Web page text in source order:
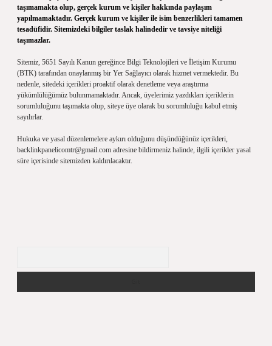
taşımamakta olup, gerçek kurum ve kişiler hakkında paylaşım
yapılmamaktadır. Gerçek kurum ve kişiler ile isim benzerlikleri tamamen
tesadüfidir. Sitemizdeki bilgiler taslak halindedir ve tavsiye niteliği
taşımazlar.
Sitemiz, 5651 Sayılı Kanun gereğince Bilgi Teknolojileri ve İletişim Kurumu
(BTK) tarafından onaylanmış bir Yer Sağlayıcı olarak hizmet vermektedir. Bu
nedenle, sitedeki içerikleri proaktif olarak denetleme veya araştırma
yükümlülüğümüz bulunmamaktadır. Ancak, üyelerimiz yazdıkları içeriklerin
sorumluluğunu taşımakta olup, siteye üye olarak bu sorumluluğu kabul etmiş
sayılırlar.
Hukuka ve yasal düzenlemelere aykırı olduğunu düşündüğünüz içerikleri,
backlinkpanelicomtr@gmail.com adresine bildirmeniz halinde, ilgili içerikler yasal
süre içerisinde sitemizden kaldırılacaktır.